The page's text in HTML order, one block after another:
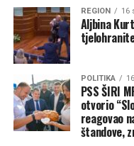
REGION 16
Aljbina
POLITIKA
PSS ŠIRI
otvorio
reagovao
štandove,